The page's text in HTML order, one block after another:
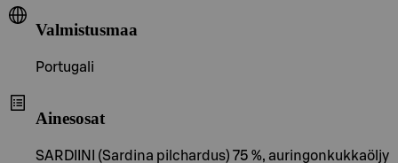
Valmistusmaa
Portugali
Ainesosat
SARDIINI (Sardina pilchardus) 75 %, auringonkukkaöljy